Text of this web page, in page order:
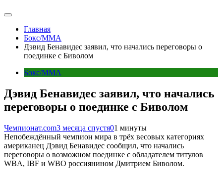
Главная
Бокс/MMA
Дэвид Бенавидес заявил, что начались переговоры о
поединке с Биволом
Бокс/MMA
Дэвид Бенавидес заявил, что начались
переговоры о поединке с Биволом
Чемпионат.com3 месяца спустя01 минуты
Непобеждённый чемпион мира в трёх весовых категориях
американец Дэвид Бенавидес сообщил, что начались
переговоры о возможном поединке с обладателем титулов
WBA, IBF и WBO россиянином Дмитрием Биволом.